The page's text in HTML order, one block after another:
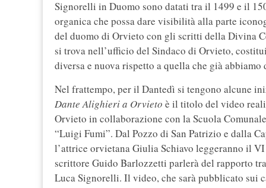
Signorelli in Duomo sono datati tra il 1499 e il
organica che possa dare visibilità alla parte
del duomo di Orvieto con gli scritti della Divina
si trova nell’ufficio del Sindaco di Orvieto,
diversa e nuova rispetto a quella che già
Nel frattempo, per il Dantedì si tengono alcune
Dante Alighieri a Orvieto è il titolo del video
Orvieto in collaborazione con la Scuola
“Luigi Fumi”. Dal Pozzo di San Patrizio e dalla
l’attrice orvietana Giulia Schiavo leggeranno il
scrittore Guido Barlozzetti parlerà del rapporto
Luca Signorelli. Il video, che sarà pubblicato sui